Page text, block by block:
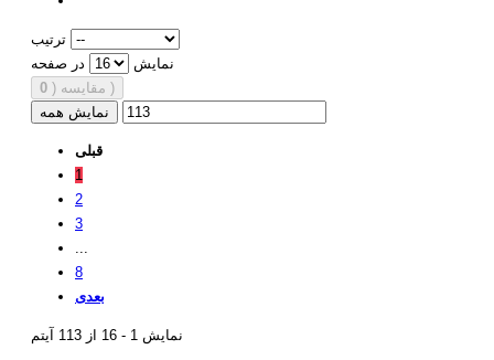
ترتیب
نمایش
در صفحه
مقایسه ( 0
)
نمایش همه
قبلی
1
2
3
...
8
بعدی
نمایش 1 - 16 از 113 آیتم